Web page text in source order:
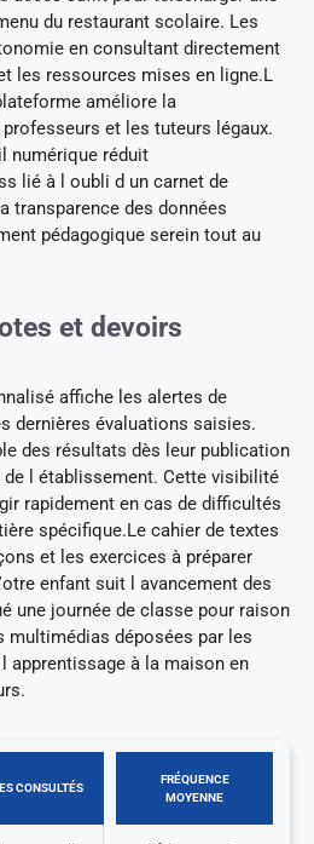
du restaurant scolaire. Les
en consultant directement
les ressources mises en ligne.L
améliore la
et les tuteurs légaux.
numérique réduit
lié à l oubli d un carnet de
transparence des données
pédagogique serein tout au
et devoirs
affiche les alertes de
dernières évaluations saisies.
des résultats dès leur publication
de l établissement. Cette visibilité
rapidement en cas de difficultés
spécifique.Le cahier de textes
et les exercices à préparer
enfant suit l avancement des
une journée de classe pour raison
multimédias déposées par les
apprentissage à la maison en
CONSULTÉS
FRÉQUENCE
MOYENNE